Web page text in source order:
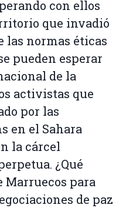
con ellos
que invadió
normas éticas
pueden esperar
de la
activistas que
por las
en el Sahara
la cárcel
¿Qué
Marruecos para
de paz